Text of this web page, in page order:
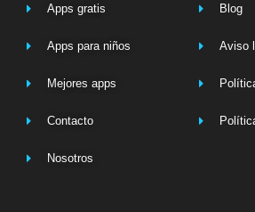
Apps gratis
Apps para niños
Mejores apps
Contacto
Nosotros
Blog
Aviso